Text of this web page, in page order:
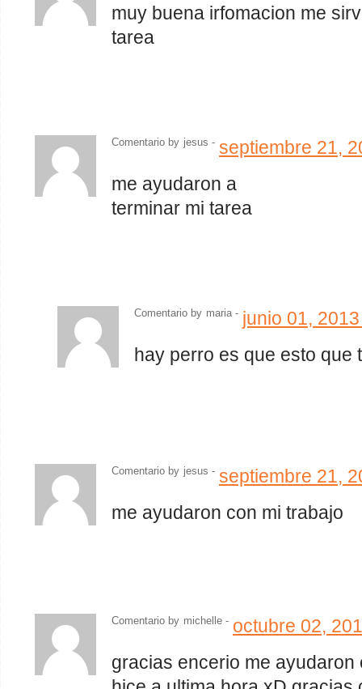
muy buena irfomacion me
tarea
Comentario by jesus - septiembre 21,
me ayudaron a
terminar mi tarea
Comentario by maria- junio 01,
hay perro es que esto que
Comentario by jesus - septiembre 21,
me ayudaron con mi trabajo
Comentario by michelle - octubre 02,
gracias encerio me ayudaron